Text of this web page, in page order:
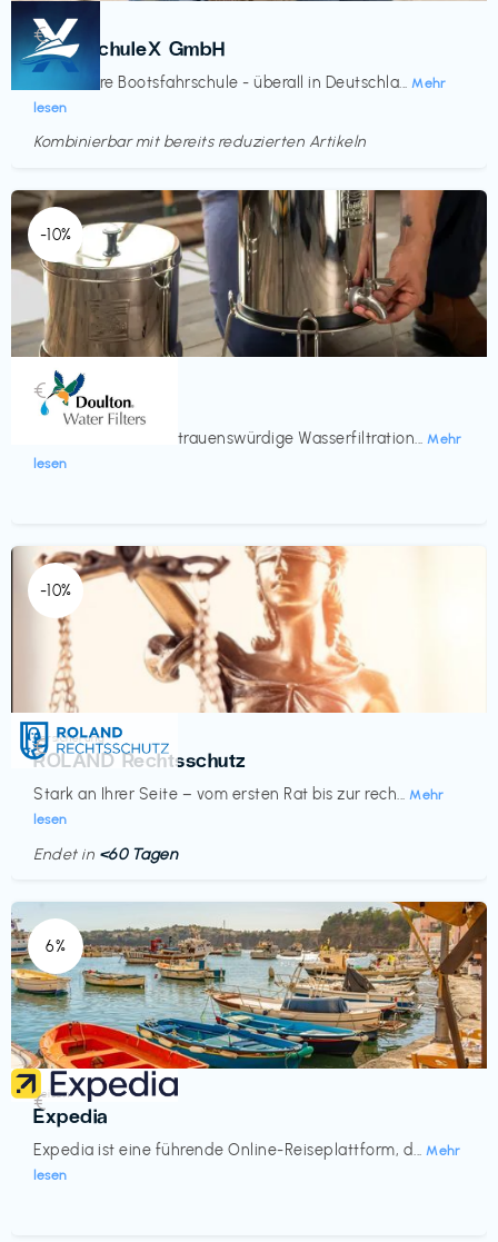
Kurse
BootsschuleX GmbH
Deine faire Bootsfahrschule - überall in Deutschla... Mehr
lesen
€‎
Kombinierbar mit bereits reduzierten Artikeln
-10%
Küche & Haushalt
Doulton
Seit 200 Jahren vertrauenswürdige Wasserfiltration... Mehr
lesen
€‎
-10%
Versicherung
ROLAND Rechtsschutz
Stark an Ihrer Seite – vom ersten Rat bis zur rech... Mehr
lesen
€‎
Endet in <60 Tagen
6%
Reisen
Expedia
Expedia ist eine führende Online-Reiseplattform, d... Mehr
lesen
€‎